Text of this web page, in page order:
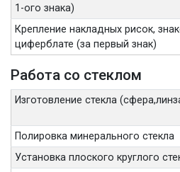
1-ого знака)
Крепление накладных рисок,
циферблате (за первый знак)
Работа со стеклом
Изготовление стекла
Полировка минерального стекла
Установка плоского круглого